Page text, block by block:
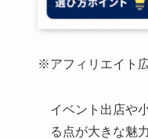
※アフィリエイト
イベント出店や
る点が大きな魅